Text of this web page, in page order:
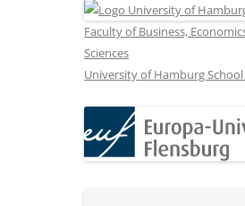
Faculty of Business,
Sciences
University of Hamburg